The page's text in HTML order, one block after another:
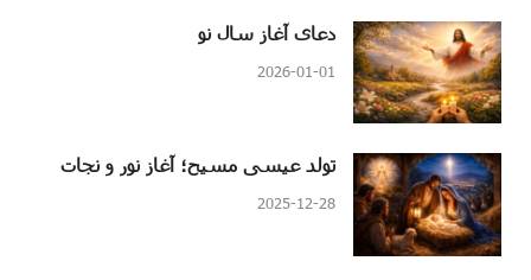
دعای آغاز سال نو
2026-01-01
تولد عیسی مسیح؛ آغاز نور و نجات
2025-12-28